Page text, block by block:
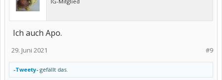
Ich auch Apo.
#9
29. Juni 2021
-Tweety- gefällt das.